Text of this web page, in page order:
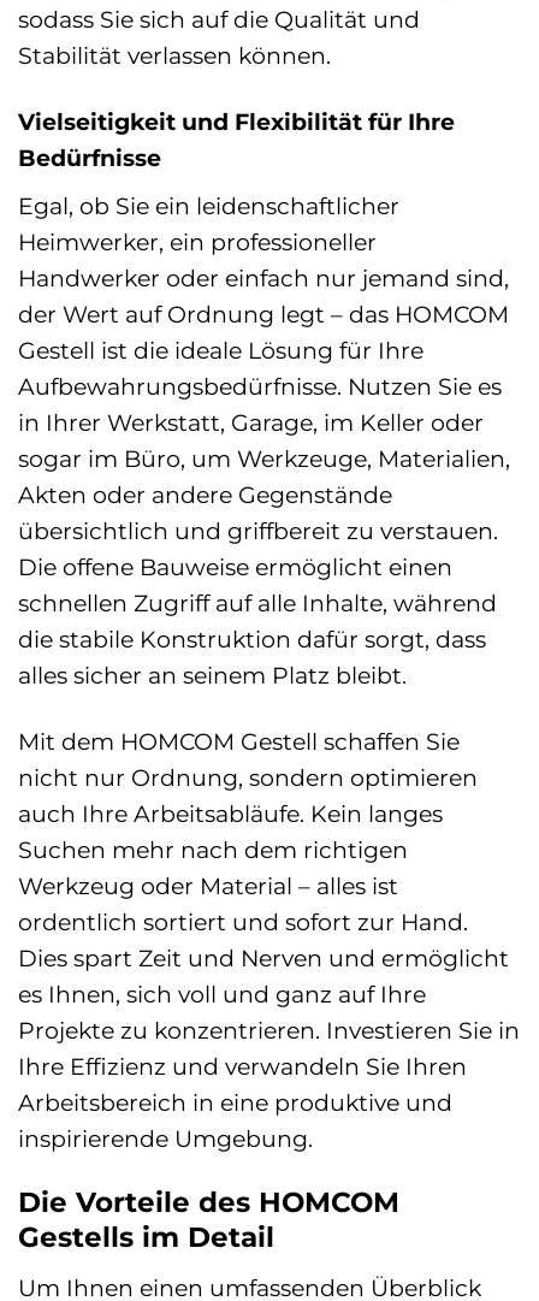
sodass Sie sich auf die Qualität und
Stabilität verlassen können.
Vielseitigkeit und Flexibilität für Ihre
Bedürfnisse
Egal, ob Sie ein leidenschaftlicher
Heimwerker, ein professioneller
Handwerker oder einfach nur jemand sind,
der Wert auf Ordnung legt – das HOMCOM
Gestell ist die ideale Lösung für Ihre
Aufbewahrungsbedürfnisse. Nutzen Sie es
in Ihrer Werkstatt, Garage, im Keller oder
sogar im Büro, um Werkzeuge, Materialien,
Akten oder andere Gegenstände
übersichtlich und griffbereit zu verstauen.
Die offene Bauweise ermöglicht einen
schnellen Zugriff auf alle Inhalte, während
die stabile Konstruktion dafür sorgt, dass
alles sicher an seinem Platz bleibt.
Mit dem HOMCOM Gestell schaffen Sie
nicht nur Ordnung, sondern optimieren
auch Ihre Arbeitsabläufe. Kein langes
Suchen mehr nach dem richtigen
Werkzeug oder Material – alles ist
ordentlich sortiert und sofort zur Hand.
Dies spart Zeit und Nerven und ermöglicht
es Ihnen, sich voll und ganz auf Ihre
Projekte zu konzentrieren. Investieren Sie in
Ihre Effizienz und verwandeln Sie Ihren
Arbeitsbereich in eine produktive und
inspirierende Umgebung.
Die Vorteile des HOMCOM
Gestells im Detail
Um Ihnen einen umfassenden Überblick